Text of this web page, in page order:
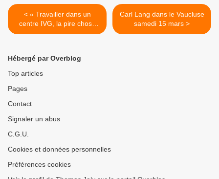
< « Travailler dans un
centre IVG, la pire chose
que j’ai faite dans ma vie »
Carl Lang dans le Vaucluse
samedi 15 mars >
Hébergé par Overblog
Top articles
Pages
Contact
Signaler un abus
C.G.U.
Cookies et données personnelles
Préférences cookies